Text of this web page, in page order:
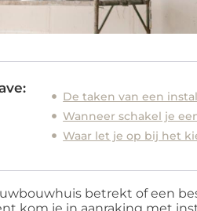
De taken van een
Wanneer schakel je
Waar let je op bij het
betrekt of een